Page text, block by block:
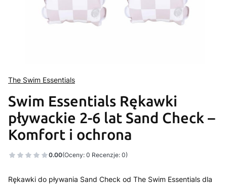
The Swim Essentials
Swim Essentials Rękawki
pływackie 2-6 lat Sand Check –
Komfort i ochrona
0.00(Oceny: 0 Recenzje: 0)
Rękawki do pływania Sand Check od The Swim Essentials dla